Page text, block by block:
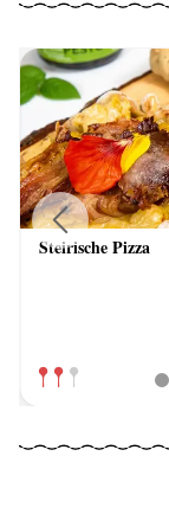
Steirische Pizza
Previous